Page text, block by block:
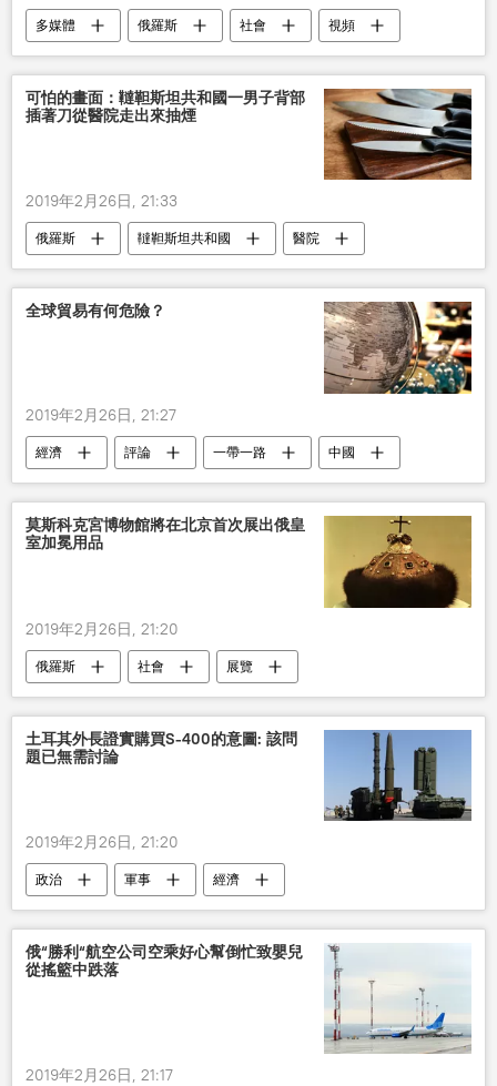
多媒體 俄羅斯 社會 視頻
可怕的畫面：韃靼斯坦共和國一男子背部
插著刀從醫院走出來抽煙
2019年2月26日, 21:33
俄羅斯 韃靼斯坦共和國
醫院
男子
視頻
全球貿易有何危險？
2019年2月26日, 21:27
經濟 評論 一帶一路 中國
莫斯科克宮博物館將在北京首次展出俄皇
室加冕用品
2019年2月26日, 21:20
俄羅斯 社會
展覽
故宮博物院
中國 克宮
土耳其外長證實購買S-400的意圖: 該問
題已無需討論
2019年2月26日, 21:20
政治 軍事
經濟
S-400系統
俄“勝利“航空公司空乘好心幫倒忙致嬰兒
從搖籃中跌落
2019年2月26日, 21:17